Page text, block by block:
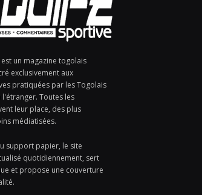
un magazine togolais
exclusivement aux
pratiquées par les Togolais
l'étranger. Toutes les
leur place, des plus
médiatisées.
support papier, le site
quotidiennement, sert
et propose une couverture